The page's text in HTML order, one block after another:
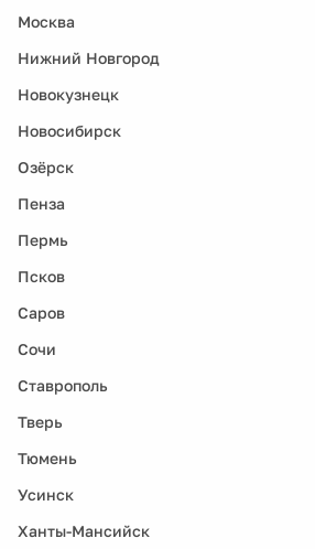
Москва
Нижний Новгород
Новокузнецк
Новосибирск
Озёрск
Пенза
Пермь
Псков
Саров
Сочи
Ставрополь
Тверь
Тюмень
Усинск
Ханты-Мансийск